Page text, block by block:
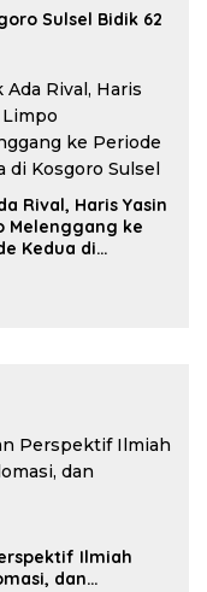
Sulsel Bidik 62
Rival, Haris Yasin
Melenggang ke
Kedua di
Ilmiah
dan